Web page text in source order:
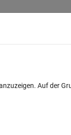
Melden
Auf der